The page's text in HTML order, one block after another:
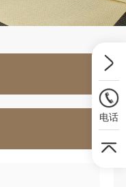
电话